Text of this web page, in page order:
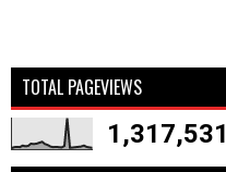
TOTAL PAGEVIEWS
1,317,531